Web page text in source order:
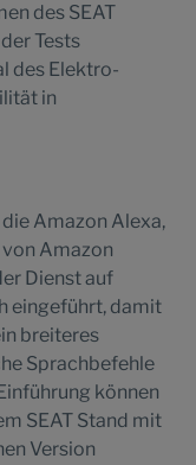
des SEAT
Tests
des Elektro-
in
Amazon Alexa,
Amazon
Dienst auf
eingeführt, damit
breiteres
Sprachbefehle
können
SEAT Stand mit
Version